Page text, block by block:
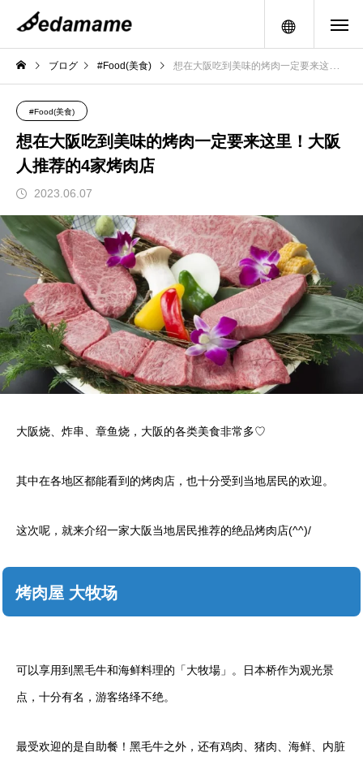
メニュー
ブログ #Food(美食) 想在大阪吃到美味的烤肉一定要来这里！大阪人推荐的4家烤肉店
#Food(美食)
想在大阪吃到美味的烤肉一定要来这里！大阪
人推荐的4家烤肉店
2023.06.07
大阪烧、炸串、章鱼烧，大阪的各类美食非常多♡
其中在各地区都能看到的烤肉店，也十分受到当地居民的欢迎。
这次呢，就来介绍一家大阪当地居民推荐的绝品烤肉店(^^)/
烤肉屋 大牧场
可以享用到黑毛牛和海鲜料理的「大牧場」。日本桥作为观光景
点，十分有名，游客络绎不绝。
最受欢迎的是自助餐！黑毛牛之外，还有鸡肉、猪肉、海鲜、内脏